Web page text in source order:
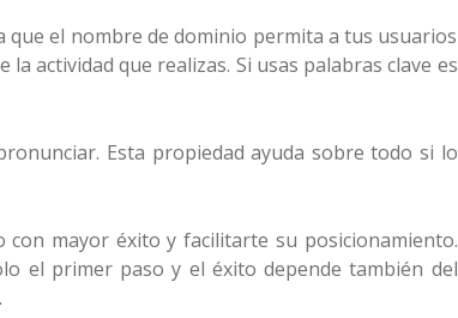
el nombre de dominio permita a tus usuarios
actividad que realizas. Si usas palabras clave es
Esta propiedad ayuda sobre todo si lo
mayor éxito y facilitarte su posicionamiento.
el primer paso y el éxito depende también del